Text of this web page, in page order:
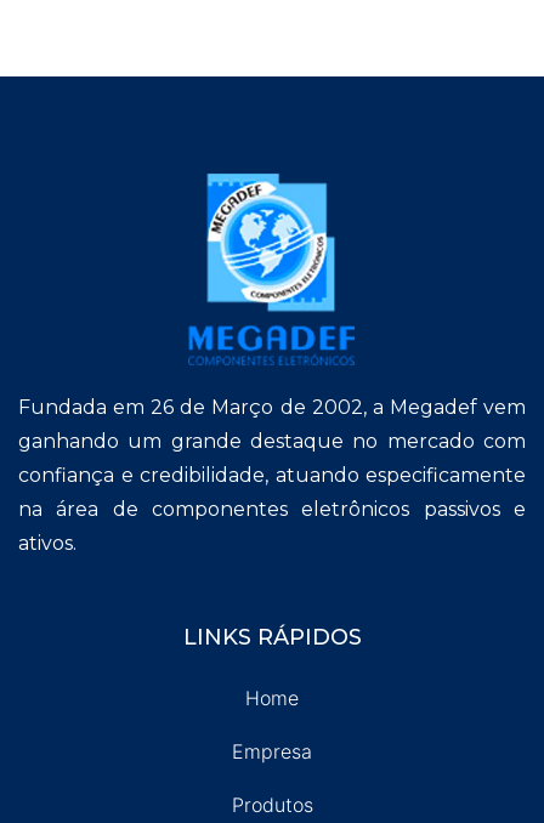
Fundada em 26 de Março de 2002, a Megadef vem
ganhando um grande destaque no mercado com
confiança e credibilidade, atuando especificamente
na área de componentes eletrônicos passivos e
ativos.
LINKS RÁPIDOS
Home
Empresa
Produtos